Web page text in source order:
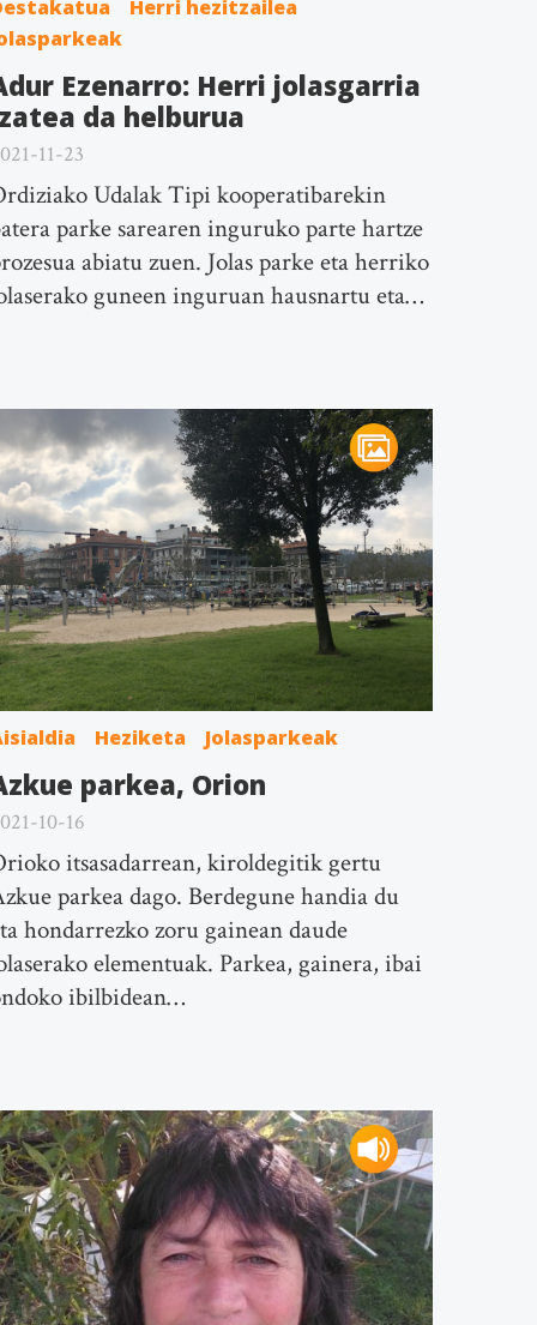
Herri hezitzailea
Ezenarro: Herri jolasgarria
da helburua
11-23
Udalak Tipi kooperatibarekin
parke sarearen inguruko parte hartze
abiatu zuen. Jolas parke eta herriko
guneen inguruan hausnartu eta…
Heziketa Jolasparkeak
parkea, Orion
10-16
itsasadarrean, kiroldegitik gertu
parkea dago. Berdegune handia du
hondarrezko zoru gainean daude
elementuak. Parkea, gainera, ibai
ibilbidean…